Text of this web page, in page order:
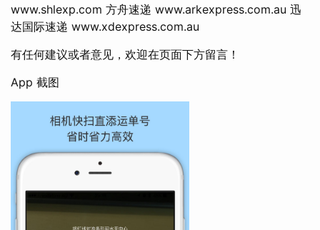
www.shlexp.com 方舟速递 www.arkexpress.com.au 迅
达国际速递 www.xdexpress.com.au
有任何建议或者意见，欢迎在页面下方留言！
App 截图